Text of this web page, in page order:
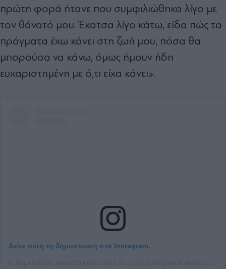
πρώτη φορά ήτανε που συμφιλιώθηκα λίγο με
τον θάνατό μου. Έκατσα λίγο κάτω, είδα πώς τα
πράγματα έχω κάνει στη ζωή μου, πόσα θα
μπορούσα να κάνω, όμως ήμουν ήδη
ευχαριστημένη με ό,τι είχα κάνει».
Δείτε αυτή τη δημοσίευση στο Instagram.